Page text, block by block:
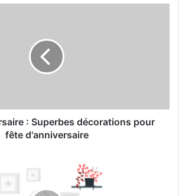
: Superbes décorations pour
fête d'anniversaire